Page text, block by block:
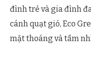
đình trẻ và gia đình
cánh quạt gió, Eco
mặt thoáng và tầm